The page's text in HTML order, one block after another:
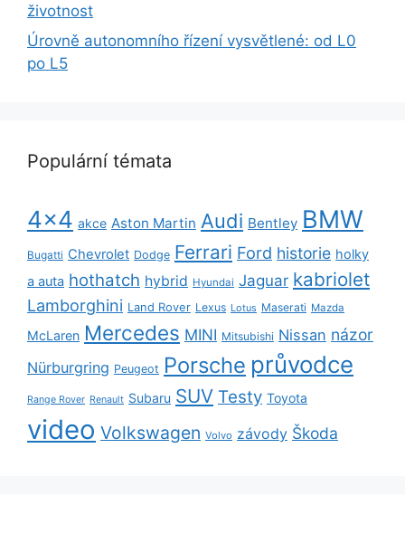
životnost
Úrovně autonomního řízení vysvětlené: od L0
po L5
Populární témata
4x4 akce Aston Martin Audi Bentley BMW
Bugatti Chevrolet Dodge Ferrari Ford historie holky
a auta hothatch hybrid Hyundai Jaguar kabriolet
Lamborghini Land Rover Lexus Lotus Maserati Mazda
McLaren Mercedes MINI Mitsubishi Nissan názor
Nürburgring Peugeot Porsche průvodce
Range Rover Renault Subaru SUV Testy Toyota
video Volkswagen Volvo závody Škoda